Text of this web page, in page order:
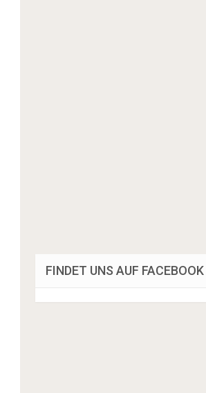
FINDET UNS AUF FACEBOOK